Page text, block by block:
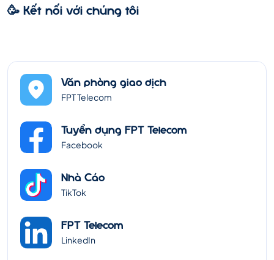
🥳 Kết nối với chúng tôi
Văn phòng giao dịch
FPT Telecom
Tuyển dụng FPT Telecom
Facebook
Nhà Cáo
TikTok
FPT Telecom
LinkedIn